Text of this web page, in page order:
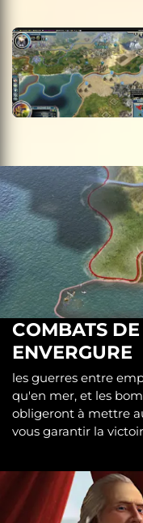
COMBATS
ENVERGURE
les guerres entre
qu'en mer, et les
obligeront à mettre
vous garantir la